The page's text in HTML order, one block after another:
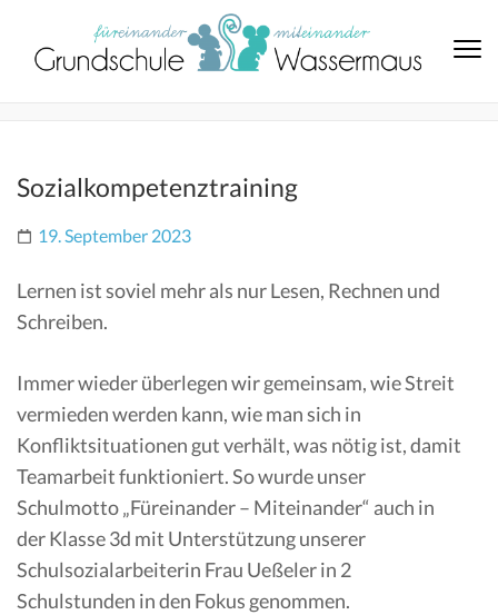
Sozialkompetenztraining
19. September 2023
Lernen ist soviel mehr als nur Lesen, Rechnen und
Schreiben.
Immer wieder überlegen wir gemeinsam, wie Streit
vermieden werden kann, wie man sich in
Konfliktsituationen gut verhält, was nötig ist, damit
Teamarbeit funktioniert. So wurde unser
Schulmotto „Füreinander – Miteinander“ auch in
der Klasse 3d mit Unterstützung unserer
Schulsozialarbeiterin Frau Ueßeler in 2
Schulstunden in den Fokus genommen.